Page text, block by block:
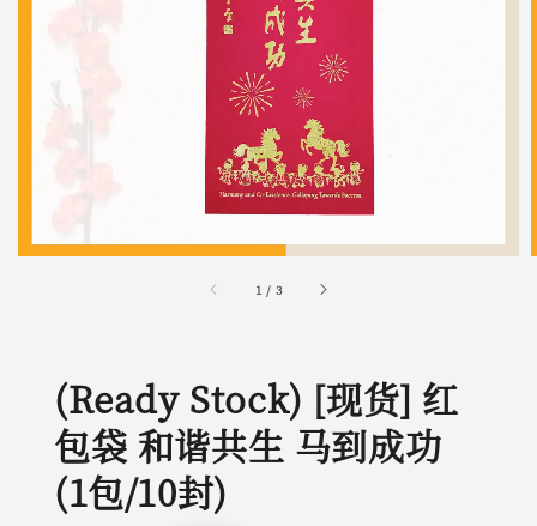
1 / 3
(Ready Stock) [现货] 红
包袋 和谐共生 马到成功
(1包/10封)